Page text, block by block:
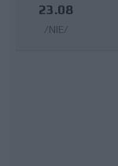
23.08
/NIE/